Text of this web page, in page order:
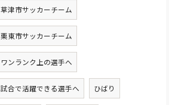
草津市サッカーチーム
栗東市サッカーチーム
ワンランク上の選手へ
試合で活躍できる選手へ ひばり